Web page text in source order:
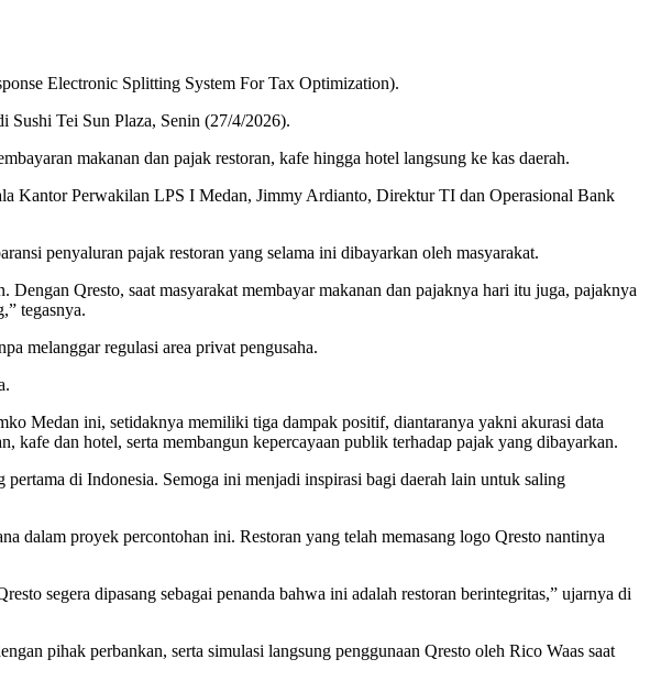
Electronic Splitting System For Tax Optimization).
Sushi Tei Sun Plaza, Senin (27/4/2026).
makanan dan pajak restoran, kafe hingga hotel langsung ke kas daerah.
Kantor Perwakilan LPS I Medan, Jimmy Ardianto, Direktur TI dan Operasional Bank
penyaluran pajak restoran yang selama ini dibayarkan oleh masyarakat.
Qresto, saat masyarakat membayar makanan dan pajaknya hari itu juga, pajaknya
tegasnya.
melanggar regulasi area privat pengusaha.
Medan ini, setidaknya memiliki tiga dampak positif, diantaranya yakni akurasi data
kafe dan hotel, serta membangun kepercayaan publik terhadap pajak yang dibayarkan.
di Indonesia. Semoga ini menjadi inspirasi bagi daerah lain untuk saling
dalam proyek percontohan ini. Restoran yang telah memasang logo Qresto nantinya
segera dipasang sebagai penanda bahwa ini adalah restoran berintegritas,” ujarnya di
pihak perbankan, serta simulasi langsung penggunaan Qresto oleh Rico Waas saat